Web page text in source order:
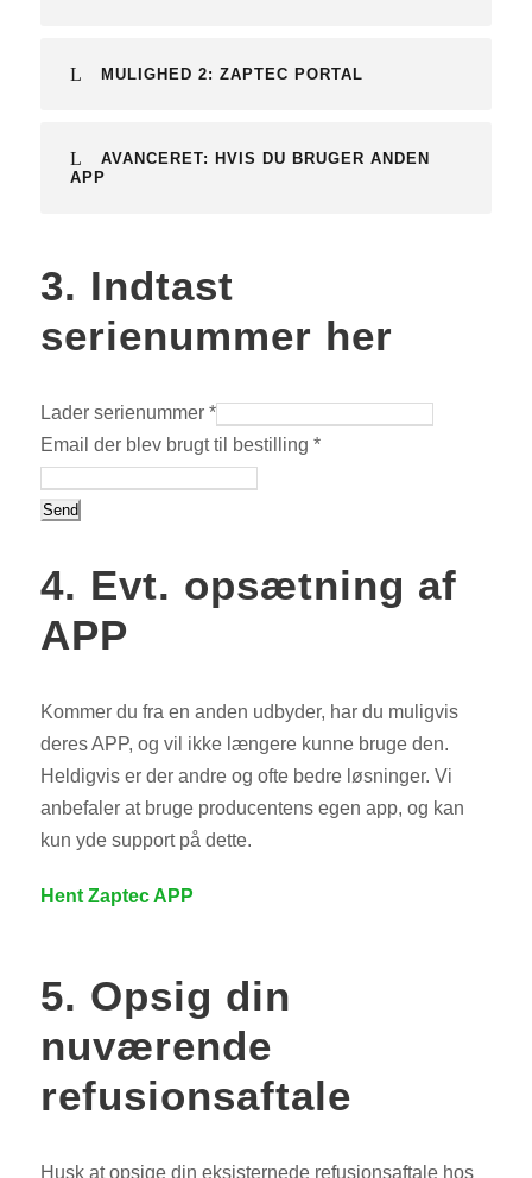
MULIGHED 2: ZAPTEC PORTAL
AVANCERET: HVIS DU BRUGER ANDEN
APP
3. Indtast
serienummer her
Lader serienummer *
Email der blev brugt til bestilling *
Send
4. Evt. opsætning af
APP
Kommer du fra en anden udbyder, har du muligvis
deres APP, og vil ikke længere kunne bruge den.
Heldigvis er der andre og ofte bedre løsninger. Vi
anbefaler at bruge producentens egen app, og kan
kun yde support på dette.
Hent Zaptec APP
5. Opsig din
nuværende
refusionsaftale
Husk at opsige din eksisternede refusionsaftale hos